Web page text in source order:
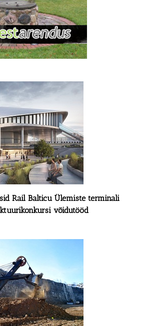
Rail Balticu Ülemiste terminali
võidutööd